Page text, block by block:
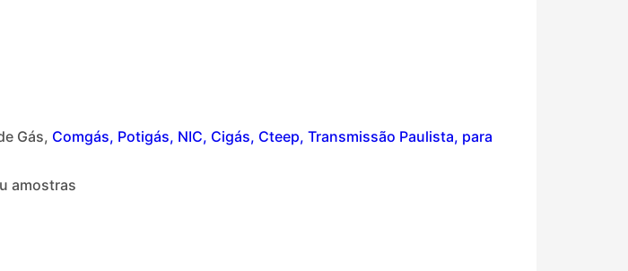
Gás, Comgás, Potigás, NIC, Cigás, Cteep, Transmissão Paulista, para
amostras